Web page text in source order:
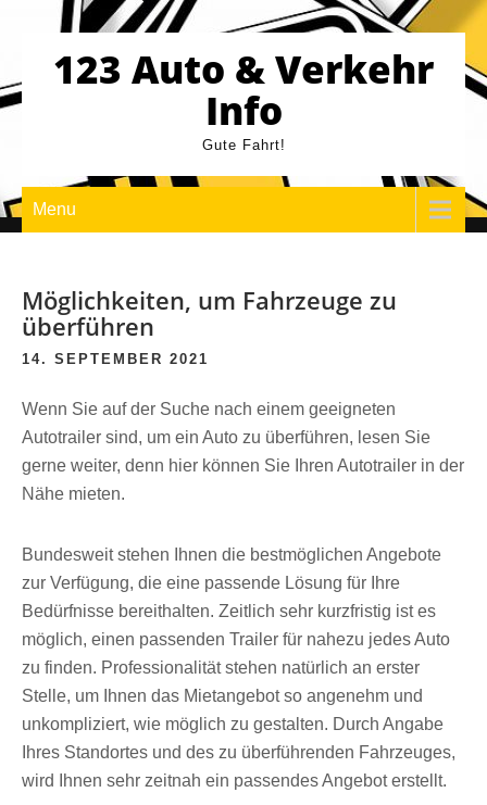
content123 Auto & Verkehr
Info
Gute Fahrt!
Menu
Möglichkeiten, um Fahrzeuge zu
überführen
14. SEPTEMBER 2021
Wenn Sie auf der Suche nach einem geeigneten
Autotrailer sind, um ein Auto zu überführen, lesen Sie
gerne weiter, denn hier können Sie Ihren Autotrailer in der
Nähe mieten.
Bundesweit stehen Ihnen die bestmöglichen Angebote
zur Verfügung, die eine passende Lösung für Ihre
Bedürfnisse bereithalten. Zeitlich sehr kurzfristig ist es
möglich, einen passenden Trailer für nahezu jedes Auto
zu finden. Professionalität stehen natürlich an erster
Stelle, um Ihnen das Mietangebot so angenehm und
unkompliziert, wie möglich zu gestalten. Durch Angabe
Ihres Standortes und des zu überführenden Fahrzeuges,
wird Ihnen sehr zeitnah ein passendes Angebot erstellt.